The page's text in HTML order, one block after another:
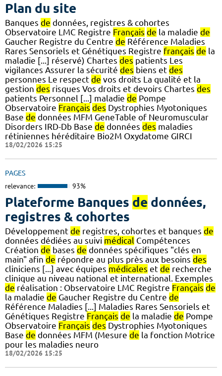
Plan du site
Banques de données, registres & cohortes
Observatoire LMC Registre Français de la maladie de
Gaucher Registre du Centre de Référence Maladies
Rares Sensoriels et Génétiques Registre français de la
maladie [...] réservé) Chartes des patients Les
vigilances Assurer la sécurité des biens et des
personnes Le respect de vos droits La qualité et la
gestion des risques Vos droits et devoirs Chartes des
patients Personnel [...] maladie de Pompe
Observatoire Français des Dystrophies Myotoniques
Base de données MFM GeneTable of Neuromuscular
Disorders IRD-Db Base de données des maladies
rétiniennes héréditaire Bio2M Oxydatome GIRCI
18/02/2026 15:25
PAGES
relevance: 93%
Plateforme Banques de données,
registres & cohortes
Développement de registres, cohortes et banques de
données dédiées au suivi médical Compétences
Création de bases de données spécifiques "clés en
main" afin de répondre au plus près aux besoins des
cliniciens [...] avec équipes médicales et de recherche
clinique au niveau national et international. Exemples
de réalisation : Observatoire LMC Registre Français de
la maladie de Gaucher Registre du Centre de
Référence Maladies [...] Maladies Rares Sensoriels et
Génétiques Registre Français de la maladie de Pompe
Observatoire Français des Dystrophies Myotoniques
Base de données MFM (Mesure de la fonction Motrice
pour les maladies neuro
18/02/2026 15:25